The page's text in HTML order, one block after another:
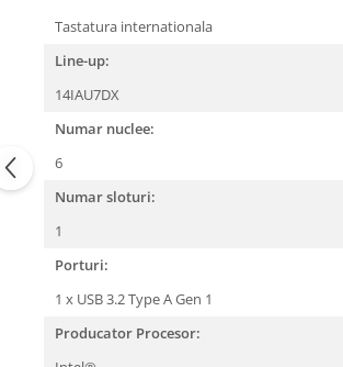
Tastatura internationala
Line-up:
14IAU7DX
Numar nuclee:
6
Numar sloturi:
1
Porturi:
1 x USB 3.2 Type A Gen 1
Producator Procesor: